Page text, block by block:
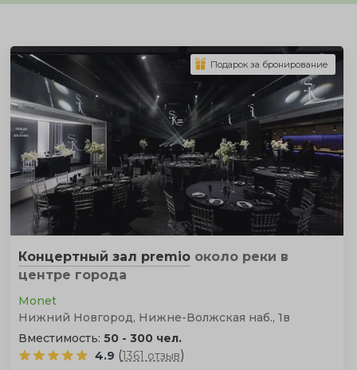
Концертный зал premio около реки в
центре города
Monet
Нижний Новгород, Нижне-Волжская наб., 1в
Вместимость: 50 - 300 чел.
4.9 (1361 отзыв)
Подарок за бронирование